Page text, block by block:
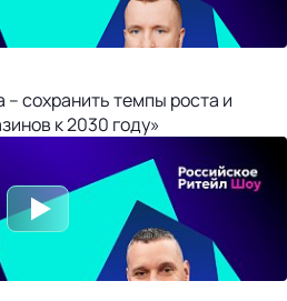
сохранить темпы роста и
к 2030 году»